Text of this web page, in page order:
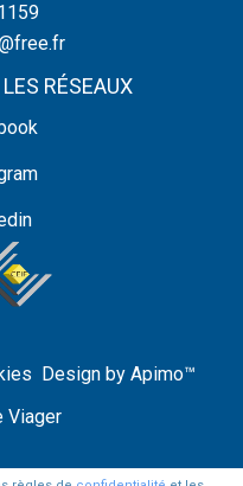
RÉSEAUX
Design by Apimo™
Viager